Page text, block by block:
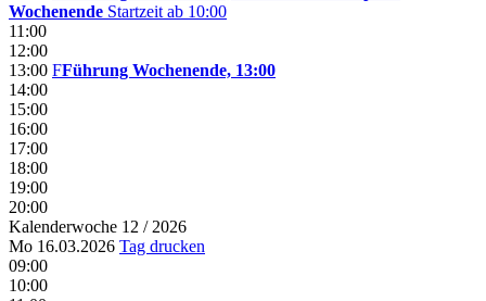
Wochenende Startzeit ab 10:00
11:00
12:00
13:00 FFührung Wochenende, 13:00
14:00
15:00
16:00
17:00
18:00
19:00
20:00
Kalenderwoche 12 / 2026
Mo 16.03.2026 Tag drucken
09:00
10:00